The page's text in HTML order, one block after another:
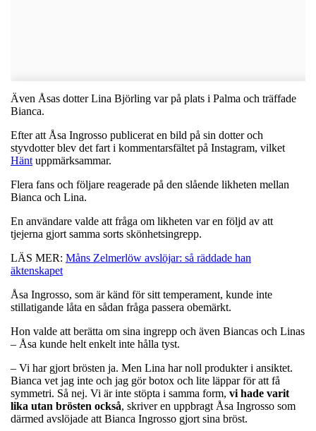
Även Åsas dotter Lina Björling var på plats i Palma och träffade
Bianca.
Efter att Åsa Ingrosso publicerat en bild på sin dotter och
styvdotter blev det fart i kommentarsfältet på Instagram, vilket
Hänt uppmärksammar.
Flera fans och följare reagerade på den slående likheten mellan
Bianca och Lina.
En användare valde att fråga om likheten var en följd av att
tjejerna gjort samma sorts skönhetsingrepp.
LÄS MER: Måns Zelmerlöw avslöjar: så räddade han
äktenskapet
Åsa Ingrosso, som är känd för sitt temperament, kunde inte
stillatigande låta en sådan fråga passera obemärkt.
Hon valde att berätta om sina ingrepp och även Biancas och Linas
– Åsa kunde helt enkelt inte hålla tyst.
– Vi har gjort brösten ja. Men Lina har noll produkter i ansiktet.
Bianca vet jag inte och jag gör botox och lite läppar för att få
symmetri. Så nej. Vi är inte stöpta i samma form, vi hade varit
lika utan brösten också, skriver en uppbragt Åsa Ingrosso som
därmed avslöjade att Bianca Ingrosso gjort sina bröst.